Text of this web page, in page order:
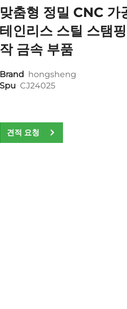
맞춤형 정밀 CNC 가
테인리스 스틸 스탬
작 금속 부품
Brand hongsheng
Spu CJ24025
견적 요청